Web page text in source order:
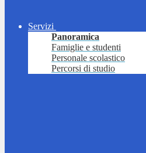
Servizi
Panoramica
Famiglie e studenti
Personale scolastico
Percorsi di studio